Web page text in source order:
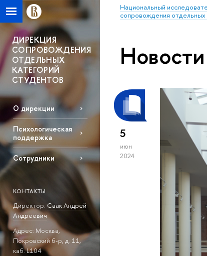
Национальный
сопровождения отдельных
ДИРЕКЦИЯ
СОПРОВОЖДЕНИЯ
ОТДЕЛЬНЫХ
КАТЕГОРИЙ
СТУДЕНТОВ
О дирекции
Психологическая
поддержка
Сотрудники
КОНТАКТЫ
Директор: Саак Андрей
Андреевич
Адрес: Москва,
Покровский б-р, д. 11,
каб. L104
Новости
5
июн
2024